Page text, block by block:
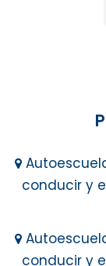
conducir y
conducir y